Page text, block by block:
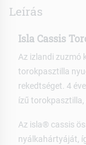
Leírás
Isla Cassis
Az izlandi
torokpasztilla
rekedtséget. 4
ízű torokpasztilla,
Az isla® cassis
nyálkahártyáját,